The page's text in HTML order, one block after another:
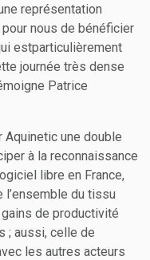
représentation
nous de bénéficier
estparticulièrement
journée très dense
Patrice
Aquinetic une double
à la reconnaissance
libre en France,
l’ensemble du tissu
de productivité
; aussi, celle de
les autres acteurs